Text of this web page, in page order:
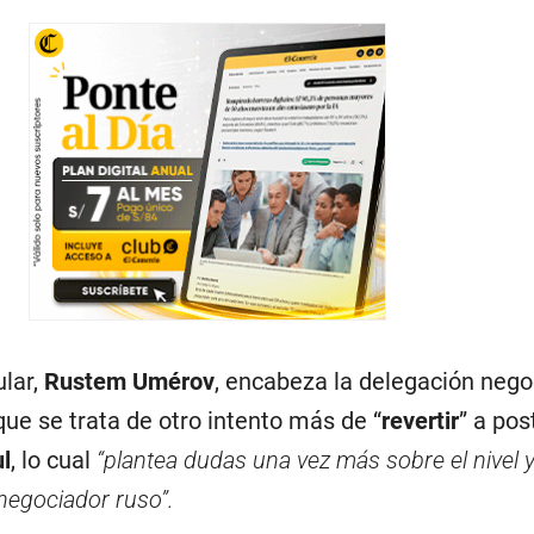
Rustem Umérov, encabeza la delegación
se trata de otro intento más de “revertir” a
, lo cual “plantea dudas una vez más sobre el nivel y
ruso”.